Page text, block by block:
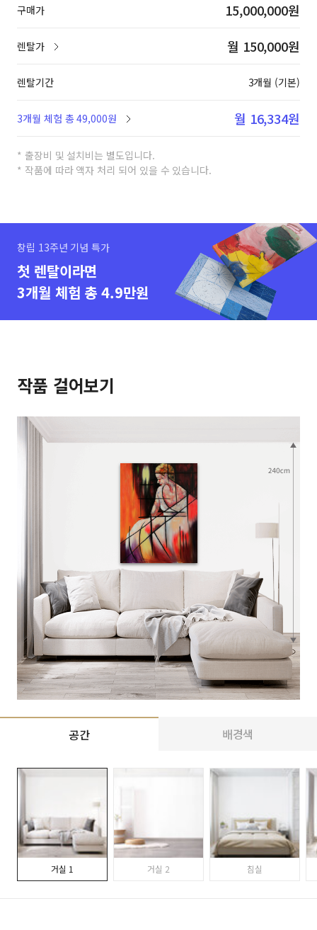
구매가 15,000,000원
렌탈가 월 150,000원
렌탈기간 3개월 (기본)
3개월 체험 총 49,000원 월 16,334원
* 출장비 및 설치비는 별도입니다.
* 작품에 따라 액자 처리 되어 있을 수 있습니다.
창립 13주년 기념 특가
첫 렌탈이라면
3개월 체험 총 4.9만원
작품 걸어보기
공간 배경색
거실 1 거실 2 침실